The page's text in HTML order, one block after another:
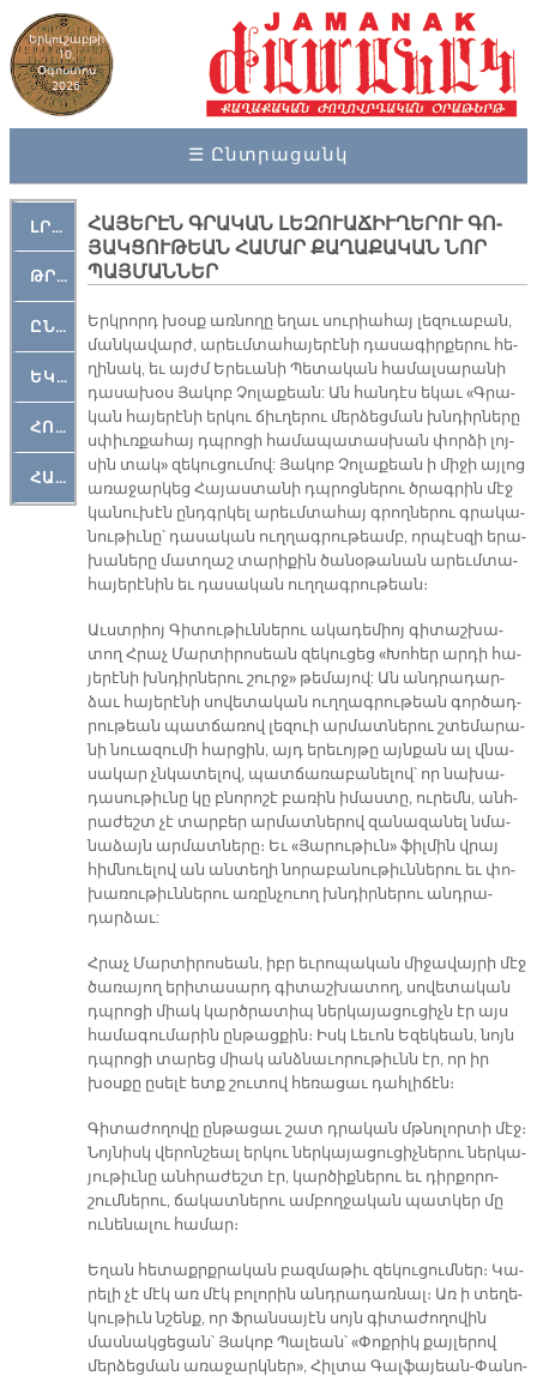
Երկուշաբթի
10,
Օգոստոս
2026
☰ Ընտրացանկ
ԼՐԱՀՈՍ
ԹՐՔԱՀԱՅ ԿԵԱՆՔ
ԸՆԿԵՐԱՄՇԱԿՈՒԹԱՅԻՆ
ԵԿԵՂԵՑԱԿԱՆ
ՀՈԳԵՄՏԱՒՈՐ
ՀԱՐԹԱԿ
ՀԱ­ՅԵ­ՐԷՆ ԳՐԱ­ԿԱՆ ԼԵ­ԶՈՒԱ­ՃԻՒ­ՂԵ­ՐՈՒ ԳՈ­
ՅԱԿ­ՑՈՒ­ԹԵԱՆ ՀԱ­ՄԱՐ ՔԱ­ՂԱ­ՔԱ­ԿԱՆ ՆՈՐ
ՊԱՅ­ՄԱՆ­ՆԵՐ
Երկ­րորդ խօսք առ­նո­ղը ե­ղաւ սու­րիա­հայ լե­զուա­բան,
ման­կա­վարժ, ա­րեւմ­տա­հա­յե­րէ­նի դա­սա­գիր­քե­րու հե­
ղի­նակ, եւ այժմ Ե­րե­ւա­նի Պե­տա­կան հա­մալ­սա­րա­նի
դա­սա­խօս Յա­կոբ Չո­լա­քեան: Ան հան­դէս ե­կաւ «Գրա­
կան հա­յե­րէ­նի եր­կու ճիւ­ղե­րու մեր­ձեց­ման խնդիր­նե­րը
սփիւռ­քա­հայ դպրո­ցի հա­մա­պա­տաս­խան փոր­ձի լոյ­
սին տակ» զե­կու­ցու­մով: Յակոբ Չո­լա­քեան ի մի­ջի այ­լոց
ա­ռա­ջար­կեց Հա­յաս­տա­նի դպրոց­նե­րու ծրագ­րին մէջ
կա­նու­խէն ընդգր­կել ա­րեւմ­տա­հայ գրող­նե­րու գրա­կա­
նու­թիւ­նը՝ դա­սա­կան ուղ­ղագ­րու­թեամբ, որ­պէս­զի ե­րա­
խա­նե­րը մատ­ղաշ տա­րի­քին ծա­նօ­թա­նան ա­րեւմտա­
հա­յե­րէ­նին եւ դա­սա­կան ուղ­ղագ­րու­թեան։
Աւստ­րիոյ Գի­տու­թիւն­նե­րու ա­կա­դե­միո­յ գի­տաշ­խա­
տող Հրաչ Մար­տի­րո­սեան զե­կու­ցեց «Խո­հեր ար­դի հա­
յե­րէ­նի խնդիր­նե­րու շուրջ» թե­մա­յով: Ան անդ­րա­դար­
ձաւ հա­յե­րէ­նի սո­վե­տա­կան ուղ­ղագ­րու­թեան գոր­ծադ­
րու­թեան պատ­ճա­ռով լե­զուի ար­մատ­նե­րու շտե­մա­րա­
նի նուա­զու­մի հար­ցին, այդ ե­րե­ւոյ­թը այն­քան ալ վնա­
սա­կար չնկա­տե­լով, պատ­ճա­ռա­բա­նե­լով՝ որ նա­խա­
դա­սու­թիւ­նը կը բնո­րո­շէ բա­ռին ի­մաս­տը, ու­րեմն, անհ­
րա­ժեշտ չէ տար­բեր ար­մատ­նե­րով զա­նա­զա­նել նմա­
նա­ձայն ար­մատ­նե­րը։ Եւ «Յա­րու­թիւն» ֆիլ­մին վրայ
հիմ­նուե­լով ան ան­տե­ղի նո­րա­բա­նու­թիւն­նե­րու եւ փո­
խա­ռու­թիւն­նե­րու ա­ռըն­չուող խնդիր­նե­րու անդ­րա­
դար­ձաւ:
Հրաչ Մար­տի­րո­սեան, իբր եւ­րո­պա­կան մի­ջա­վայ­րի մէջ
ծա­ռա­յող ե­րի­տա­սարդ գի­տաշ­խա­տող, սո­վե­տա­կան
դպրո­ցի միակ կարծ­րա­տիպ ներ­կա­յա­ցու­ցիչն էր այս
հա­մա­գու­մա­րին ըն­թաց­քին։ Իսկ Լե­ւոն Ե­զե­կեան, նոյն
դպրո­ցի տա­րեց միակ անձ­նա­ւո­րու­թիւնն էր, որ իր
խօս­քը ը­սե­լէ ետք շու­տով հե­ռա­ցաւ դահ­լի­ճէն։
Գի­տա­ժո­ղո­վը ըն­թա­ցաւ շատ դրա­կան մթնո­լոր­տի մէջ։
Նոյ­նիսկ վե­րոն­շեալ եր­կու ներ­կա­յա­ցու­ցիչ­նե­րու ներ­կա­
յու­թիւ­նը անհ­րա­ժեշտ էր, կար­ծիք­նե­րու եւ դիր­քո­րո­
շում­նե­րու, ճա­կատ­նե­րու ամ­բող­ջա­կան պատ­կեր մը
ու­նե­նա­լու հա­մար։
Ե­ղան հե­տաքրք­րա­կան բազ­մա­թիւ զե­կու­ցում­ներ։ Կա­
րե­լի չէ մէկ առ մէկ բո­լո­րին անդ­րա­դառ­նալ։ Առ ի տե­ղե­
կու­թիւն նշենք, որ Ֆրան­սա­յէն սոյն գի­տա­ժո­ղո­վին
մաս­նակ­ցե­ցան՝ Յա­կոբ Պա­լեան՝ «Փոք­րիկ քայ­լե­րով
մեր­ձեց­ման ա­ռա­ջարկ­ներ», Հիլ­տա Գալ­ֆա­յեան-Փա­նո­